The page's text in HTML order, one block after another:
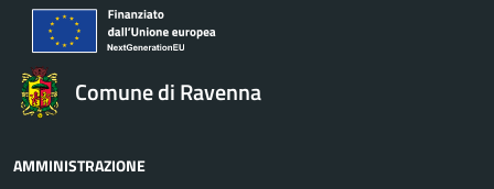
Comune di Ravenna
AMMINISTRAZIONE